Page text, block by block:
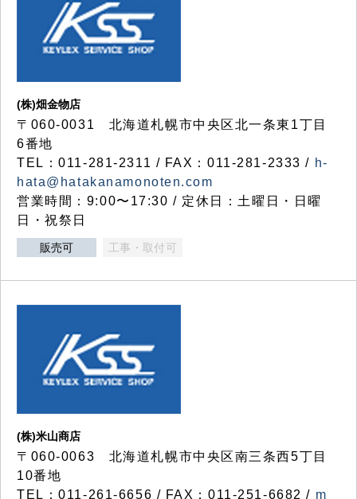
(株)畑金物店
〒060-0031 北海道札幌市中央区北一条東1丁目
6番地
TEL：011-281-2311 / FAX：011-281-2333 / h-
hata@hatakanamonoten.com
営業時間：9:00〜17:30 / 定休日：土曜日・日曜
日・祝祭日
販売可 工事・取付可
(株)米山商店
〒060-0063 北海道札幌市中央区南三条西5丁目
10番地
TEL：011-261-6656 / FAX：011-251-6682 / m